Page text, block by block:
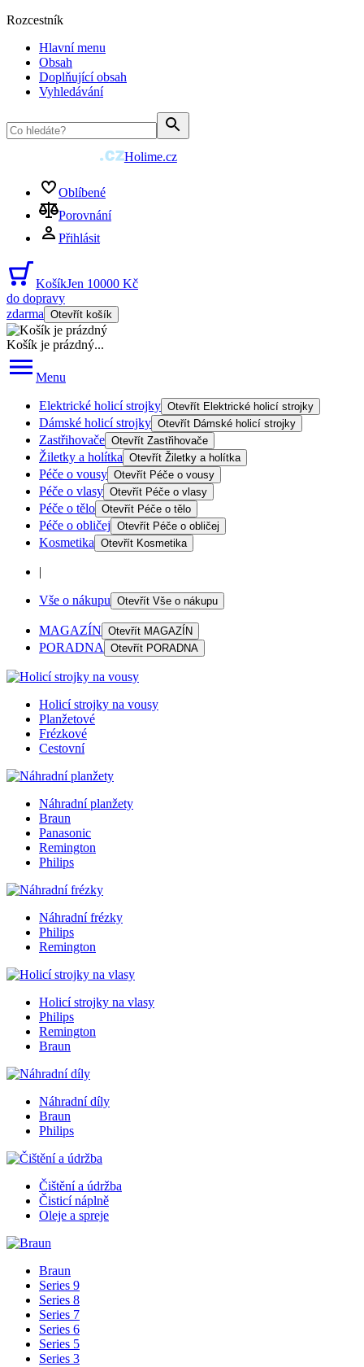
Rozcestník
Hlavní menu
Obsah
Doplňující obsah
Vyhledávání
Holime.cz
Oblíbené
Porovnání
Přihlásit
KošíkJen 10000 Kč
do dopravy
zdarma Otevřít košík
Košík je prázdný...
Menu
Elektrické holicí strojky Otevřít Elektrické holicí strojky
Dámské holicí strojky Otevřít Dámské holicí strojky
Zastřihovače Otevřít Zastřihovače
Žiletky a holítka Otevřít Žiletky a holítka
Péče o vousy Otevřít Péče o vousy
Péče o vlasy Otevřít Péče o vlasy
Péče o tělo Otevřít Péče o tělo
Péče o obličej Otevřít Péče o obličej
Kosmetika Otevřít Kosmetika
|
Vše o nákupu Otevřít Vše o nákupu
MAGAZÍN Otevřít MAGAZÍN
PORADNA Otevřít PORADNA
Holicí strojky na vousy
Planžetové
Frézkové
Cestovní
Náhradní planžety
Braun
Panasonic
Remington
Philips
Náhradní frézky
Philips
Remington
Holicí strojky na vlasy
Philips
Remington
Braun
Náhradní díly
Braun
Philips
Čištění a údržba
Čisticí náplně
Oleje a spreje
Braun
Series 9
Series 8
Series 7
Series 6
Series 5
Series 3